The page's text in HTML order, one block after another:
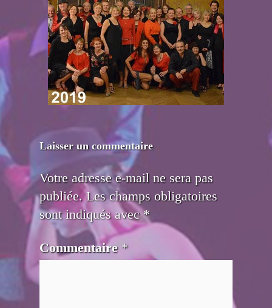
Laisser un commentaire
Votre adresse e-mail ne sera pas
publiée. Les champs obligatoires
sont indiqués avec*
Commentaire *